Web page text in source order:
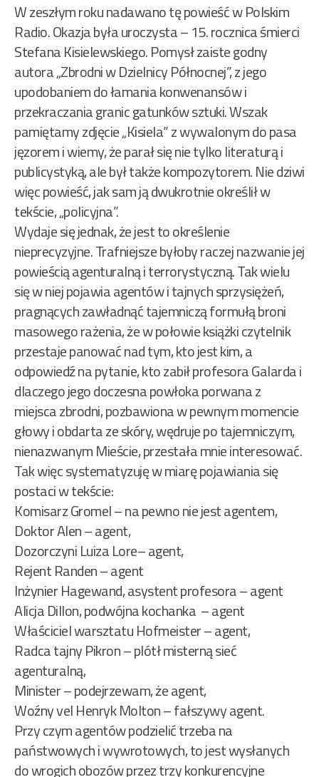
W zeszłym roku nadawano tę powieść w Polskim
Radio. Okazja była uroczysta – 15. rocznica śmierci
Stefana Kisielewskiego. Pomysł zaiste godny
autora „Zbrodni w Dzielnicy Północnej”, z jego
upodobaniem do łamania konwenansów i
przekraczania granic gatunków sztuki. Wszak
pamiętamy zdjęcie „Kisiela” z wywalonym do pasa
jęzorem i wiemy, że parał się nie tylko literaturą i
publicystyką, ale był także kompozytorem. Nie dziwi
więc powieść, jak sam ją dwukrotnie określił w
tekście, „policyjna”.
Wydaje się jednak, że jest to określenie
nieprecyzyjne. Trafniejsze byłoby raczej nazwanie jej
powieścią agenturalną i terrorystyczną. Tak wielu
się w niej pojawia agentów i tajnych sprzysiężeń,
pragnących zawładnąć tajemniczą formułą broni
masowego rażenia, że w połowie książki czytelnik
przestaje panować nad tym, kto jest kim, a
odpowiedź na pytanie, kto zabił profesora Galarda i
dlaczego jego doczesna powłoka porwana z
miejsca zbrodni, pozbawiona w pewnym momencie
głowy i obdarta ze skóry, wędruje po tajemniczym,
nienazwanym Mieście, przestała mnie interesować.
Tak więc systematyzuję w miarę pojawiania się
postaci w tekście:
Komisarz Gromel – na pewno nie jest agentem,
Doktor Alen – agent,
Dozorczyni Luiza Lore– agent,
Rejent Randen – agent
Inżynier Hagewand, asystent profesora – agent
Alicja Dillon, podwójna kochanka – agent
Właściciel warsztatu Hofmeister – agent,
Radca tajny Pikron – plótł misterną sieć
agenturalną,
Minister – podejrzewam, że agent,
Woźny vel Henryk Molton – fałszywy agent.
Przy czym agentów podzielić trzeba na
państwowych i wywrotowych, to jest wysłanych
do wrogich obozów przez trzy konkurencyjne